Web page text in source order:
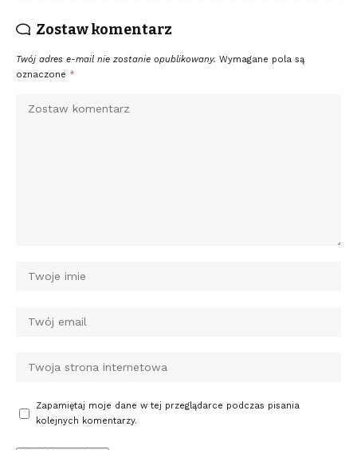
Zostaw komentarz
Twój adres e-mail nie zostanie opublikowany. Wymagane pola są
oznaczone *
Zapamiętaj moje dane w tej przeglądarce podczas pisania
kolejnych komentarzy.